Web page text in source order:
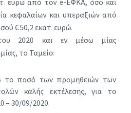
ευρώ από τον e-ΕΦΚΑ, όσο και
κεφαλαίων και υπεραξιών από
€ 50,2 εκατ. ευρώ.
2020 και εν μέσω μίας
το Ταμείο:
το ποσό των προμηθειών των
καλής εκτέλεσης, για το
– 30/09/2020.